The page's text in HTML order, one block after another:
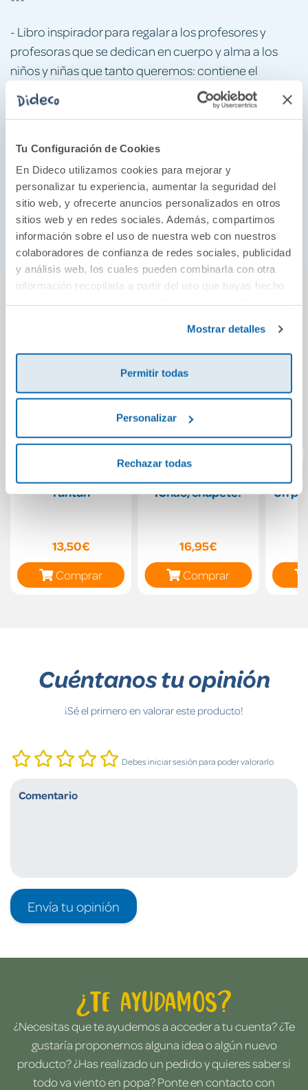
Tu Configuración de Cookies
En Dideco utilizamos cookies para mejorar y
personalizar tu experiencia, aumentar la seguridad del
sitio web, y ofrecerte anuncios personalizados en otros
sitios web y en redes sociales. Además, compartimos
información sobre el uso de nuestra web con nuestros
colaboradores de confianza de redes sociales, publicidad
y análisis web, los cuales pueden combinarla con otra
información recopilada a partir del uso que hayas hecho
Mostrar detalles
Permitir todas
Personalizar
Rechazar todas
- Libro inspirador para regalar a los profesores y
profesoras que se dedican en cuerpo y alma a los
niños y niñas que tanto queremos: contiene el
mensaje perfecto para transmitir el
agradecimiento de todas las familias.
que emocionarán a grandes y pequeños.
- Marta Moreno ha ilustrado cuentos de gran éxito,
comoEl hilo invisible. Además, es profesora y
conoce bien el imaginario escolar.
También podría gustarte...
Tuntún
13,50€
Comprar
¡Chao, chupete!
16,95€
Comprar
Un
Cuéntanos tu opinión
¡Sé el primero en valorar este producto!
Debes iniciar sesión para poder valorarlo
Envía tu opinión
¿Te ayudamos?
¿Necesitas que te ayudemos a acceder a tu cuenta? ¿Te
gustaría proponernos alguna idea o algún nuevo
producto? ¿Has realizado un pedido y quieres saber si
todo va viento en popa? Ponte en contacto con